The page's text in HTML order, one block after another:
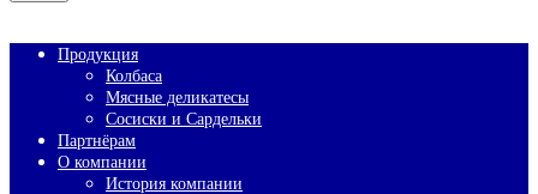
Продукция
Колбаса
Мясные деликатесы
Сосиски и Сардельки
Партнёрам
О компании
История компании